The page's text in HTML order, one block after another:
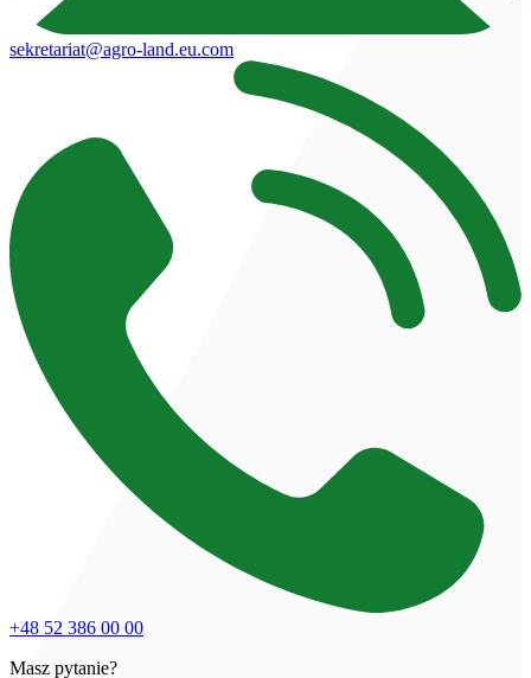
sekretariat@agro-land.eu.com
+48 52 386 00 00
Masz pytanie?